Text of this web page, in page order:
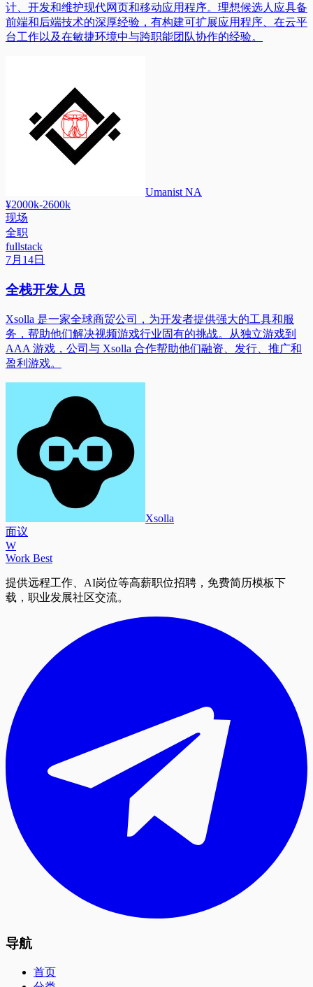
计、开发和维护现代网页和移动应用程序。理想候选人应具备
前端和后端技术的深厚经验，有构建可扩展应用程序、在云平
台工作以及在敏捷环境中与跨职能团队协作的经验。
Umanist NA
¥2000k-2600k
现场
全职
fullstack
7月14日
全栈开发人员
Xsolla 是一家全球商贸公司，为开发者提供强大的工具和服
务，帮助他们解决视频游戏行业固有的挑战。从独立游戏到
AAA 游戏，公司与 Xsolla 合作帮助他们融资、发行、推广和
盈利游戏。
Xsolla
面议
W
Work Best
提供远程工作、AI岗位等高薪职位招聘，免费简历模板下
载，职业发展社区交流。
导航
首页